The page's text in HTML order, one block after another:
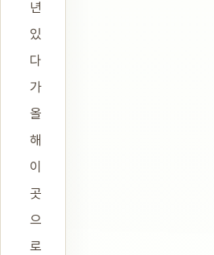
년
있
다
가
올
해
이
곳
으
로